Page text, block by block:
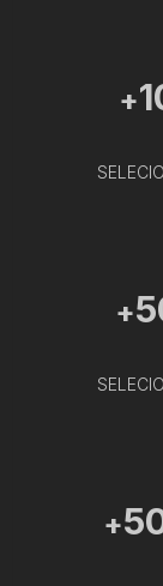
+
+
+